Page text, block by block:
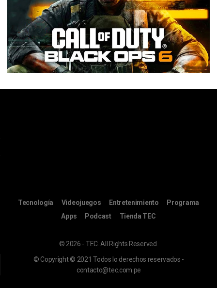
Tecnología Videojuegos Entretenimiento
Programa
Apps
Podcast Tienda TEC
© 2026 - TEC. All Rights Reserved.
© Copyright © 2021 Todos lo derechos reservados -
contacto@tec.com.pe